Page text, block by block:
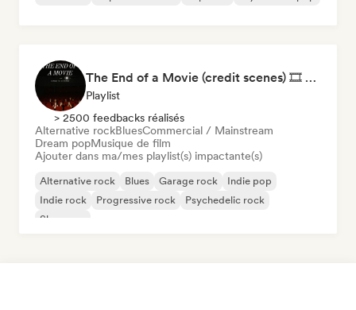
The End of a Movie (credit scenes) 🎞️ Cinematic Dream Pop & Bedroom Indie
Playlist
> 2500 feedbacks réalisés
Alternative rockBluesCommercial / Mainstream
Dream popMusique de film
Ajouter dans ma/mes playlist(s) impactante(s)
Alternative rock Blues Garage rock
Indie pop
Indie rock
Progressive rock
Psychedelic rock
Shoegaze